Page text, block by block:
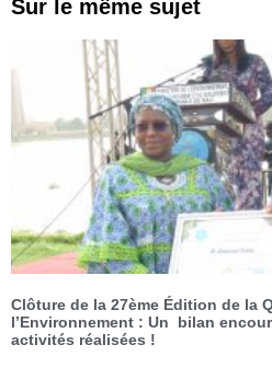
Sur le même sujet
Clôture de la 27ème Édition de la
l’Environnement : Un bilan
activités réalisées !